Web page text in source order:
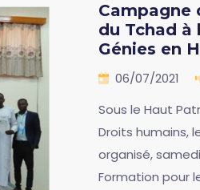
Campagne
du Tchad à
Génies en
06/07/2021
Sous le Haut
Droits humains,
organisé,
Formation pour